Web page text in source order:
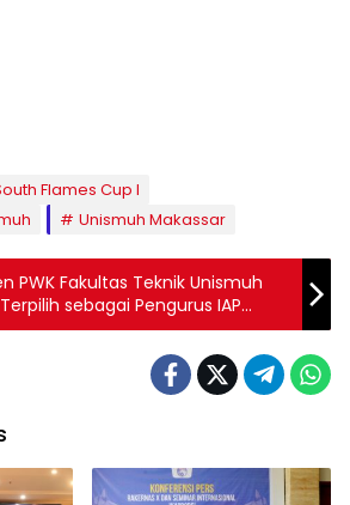
Flames Cup I
Unismuh Makassar
PWK Fakultas Teknik Unismuh
sebagai Pengurus IAP